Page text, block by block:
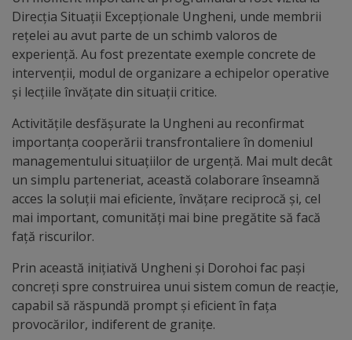
Orașul
în
imagini
Galerie
video
Galerii
foto
Administrație
Primărie
Primar
Direcția Situații Excepționale Ungheni, unde membrii
rețelei au avut parte de un schimb valoros de
experiență. Au fost prezentate exemple concrete de
intervenții, modul de organizare a echipelor operative
și lecțiile învățate din situații critice.
Activitățile desfășurate la Ungheni au reconfirmat
importanța cooperării transfrontaliere în domeniul
managementului situațiilor de urgență. Mai mult decât
un simplu parteneriat, această colaborare înseamnă
acces la soluții mai eficiente, învățare reciprocă și, cel
mai important, comunități mai bine pregătite să facă
față riscurilor.
Prin această inițiativă Ungheni și Dorohoi fac pași
concreți spre construirea unui sistem comun de reacție,
capabil să răspundă prompt și eficient în fața
provocărilor, indiferent de granițe.